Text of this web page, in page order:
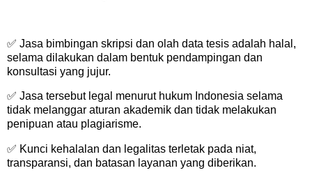
✅ Jasa bimbingan skripsi dan olah data tesis adalah halal,
selama dilakukan dalam bentuk pendampingan dan
konsultasi yang jujur.
✅ Jasa tersebut legal menurut hukum Indonesia selama
tidak melanggar aturan akademik dan tidak melakukan
penipuan atau plagiarisme.
✅ Kunci kehalalan dan legalitas terletak pada niat,
transparansi, dan batasan layanan yang diberikan.